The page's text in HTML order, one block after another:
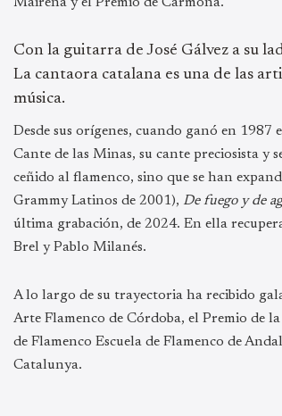
Mairena y el Premio de Carmona.
Con la guitarra de José Gálvez a su
La cantaora catalana es una de las
música.
Desde sus orígenes, cuando ganó en
Cante de las Minas, su cante preciosista y
ceñido al flamenco, sino que se han
Grammy Latinos de 2001), De fuego y de
última grabación, de 2024. En ella
Brel y Pablo Milanés.
A lo largo de su trayectoria ha recibido
Arte Flamenco de Córdoba, el Premio de
de Flamenco Escuela de Flamenco de
Catalunya.